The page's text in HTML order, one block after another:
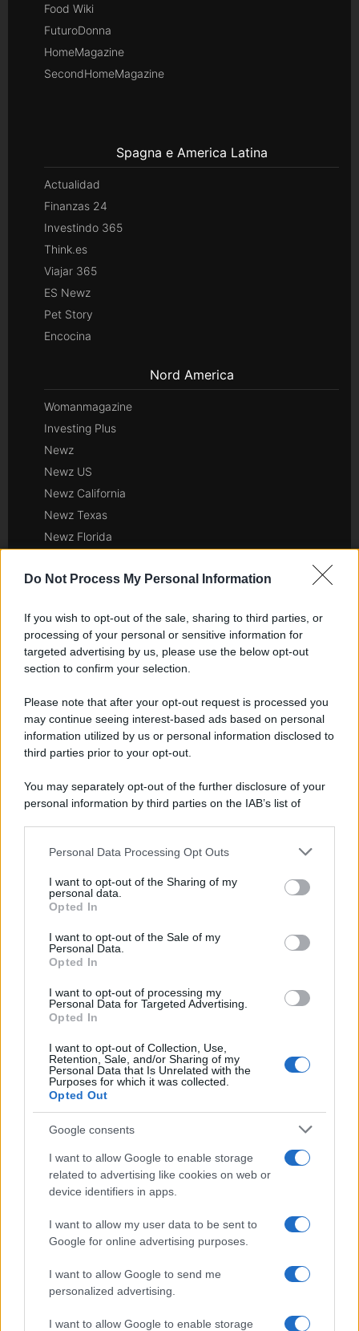
Do Not Process My Personal Information
If you wish to opt-out of the sale, sharing to third parties, or
processing of your personal or sensitive information for
targeted advertising by us, please use the below opt-out
section to confirm your selection.
Please note that after your opt-out request is processed you
may continue seeing interest-based ads based on personal
information utilized by us or personal information disclosed to
third parties prior to your opt-out.
You may separately opt-out of the further disclosure of your
personal information by third parties on the IAB’s list of
This information may also be disclosed by us to third parties
disclose it to other third parties.
Please note that this website/app uses one or more Google
services and may gather and store information including but
not limited to your visit or usage behaviour. You may click to
grant or deny consent to Google and its third-party tags to
consent section.
Personal Data Processing Opt Outs
I want to opt-out of the Sharing of my
personal data.
Opted In
I want to opt-out of the Sale of my
Personal Data.
Opted In
I want to opt-out of processing my
Personal Data for Targeted Advertising.
Opted In
I want to opt-out of Collection, Use,
Retention, Sale, and/or Sharing of my
Personal Data that Is Unrelated with the
Purposes for which it was collected.
Opted Out
Google consents
I want to allow Google to enable storage
related to advertising like cookies on web or
device identifiers in apps.
I want to allow my user data to be sent to
Google for online advertising purposes.
I want to allow Google to send me
personalized advertising.
I want to allow Google to enable storage
Food Wiki
FuturoDonna
HomeMagazine
SecondHomeMagazine
Spagna e America Latina
Actualidad
Finanzas 24
Investindo 365
Think.es
Viajar 365
ES Newz
Pet Story
Encocina
Nord America
Womanmagazine
Investing Plus
Newz
Newz US
Newz California
Newz Texas
Newz Florida
Newz Pennsylvania
Newz Ohio
Gameland
Hig Tech Mag
Lgbtqia News
Motors Magazine 365
Day Travel 365
Cineverse Magazine
Investieren24
News Hub UK
Lgbtq News
Investeren 24